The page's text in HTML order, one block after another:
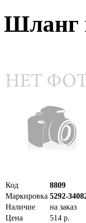
Шланг
Код
8809
Маркировка 5292-
Наличие
на заказ
Цена
514 р.